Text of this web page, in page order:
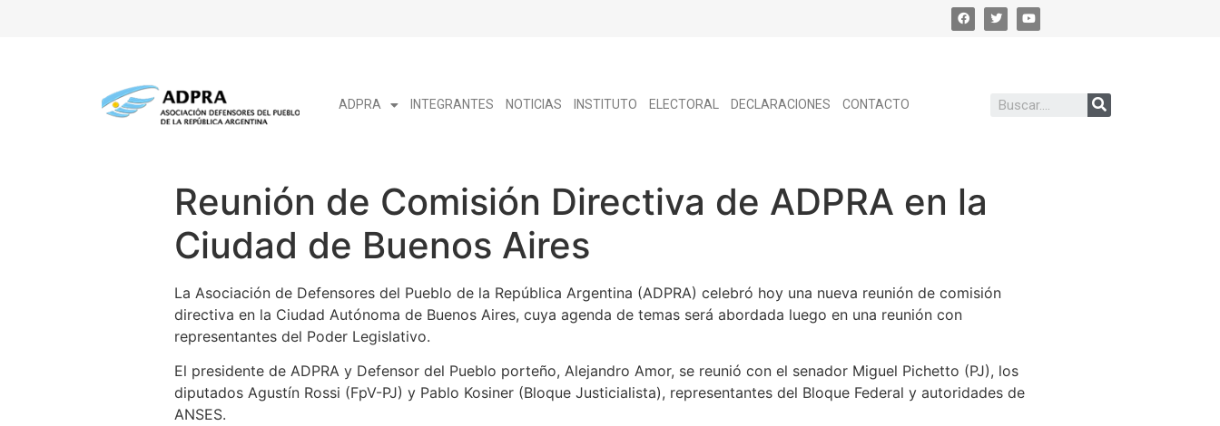
ADPRA INTEGRANTES NOTICIAS INSTITUTO ELECTORAL DECLARACIONES CONTACTO
Reunión de Comisión Directiva de ADPRA en la
Ciudad de Buenos Aires
La Asociación de Defensores del Pueblo de la República Argentina (ADPRA) celebró hoy una nueva reunión de comisión
directiva en la Ciudad Autónoma de Buenos Aires, cuya agenda de temas será abordada luego en una reunión con
representantes del Poder Legislativo.
El presidente de ADPRA y Defensor del Pueblo porteño, Alejandro Amor, se reunió con el senador Miguel Pichetto (PJ), los
diputados Agustín Rossi (FpV-PJ) y Pablo Kosiner (Bloque Justicialista), representantes del Bloque Federal y autoridades de
ANSES.